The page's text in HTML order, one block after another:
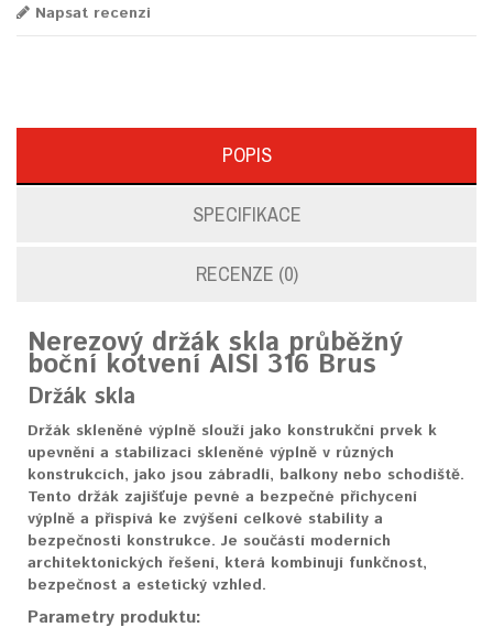
Napsat recenzi
POPIS
SPECIFIKACE
RECENZE (0)
Nerezový držák skla průběžný
boční kotvení AISI 316 Brus
Držák skla
Držák skleněné výplně slouží jako konstrukční prvek k
upevnění a stabilizaci skleněné výplně v různých
konstrukcích, jako jsou zábradlí, balkony nebo schodiště.
Tento držák zajišťuje pevné a bezpečné přichycení
výplně a přispívá ke zvýšení celkové stability a
bezpečnosti konstrukce. Je součástí moderních
architektonických řešení, která kombinují funkčnost,
bezpečnost a estetický vzhled.
Parametry produktu: